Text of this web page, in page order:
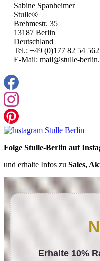
Sabine Spanheimer
Stulle®
Brehmestr. 35
13187 Berlin
Deutschland
Tel.: +49 (0)177 82 54 562
E-Mail: mail@stulle-
Folge Stulle-Berlin auf
und erhalte Infos zu Sales,
Erhalte 10%